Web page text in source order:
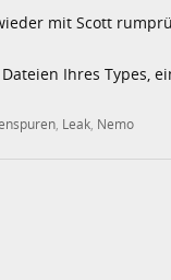
mit Scott
Ihres Types,
Leak Nemo